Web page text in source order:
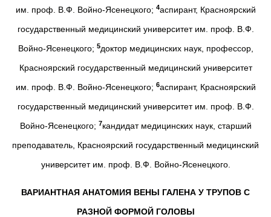
им. проф. В.Ф. Войно-Ясенецкого; 4аспирант, Красноярский
государственный медицинский университет им. проф. В.Ф.
Войно-Ясенецкого; 5доктор медицинских наук, профессор,
Красноярский государственный медицинский университет
им. проф. В.Ф. Войно-Ясенецкого; 6аспирант, Красноярский
государственный медицинский университет им. проф. В.Ф.
Войно-Ясенецкого; 7кандидат медицинских наук, старший
преподаватель, Красноярский государственный медицинский
университет им. проф. В.Ф. Войно-Ясенецкого.
ВАРИАНТНАЯ АНАТОМИЯ ВЕНЫ ГАЛЕНА У ТРУПОВ С
РАЗНОЙ ФОРМОЙ ГОЛОВЫ